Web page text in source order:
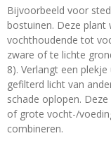
Bijvoorbeeld voor
bostuinen. Deze plant
vochthoudende tot
zware of te lichte
8). Verlangt een
gefilterd licht van
schade oplopen.
of grote vocht-/
combineren.